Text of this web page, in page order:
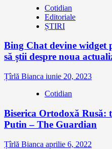
Cotidian
Editoriale
ȘTIRI
Bing Chat devine widget
să știi despre noua
Țîrlă Bianca iunie 20, 2023
Cotidian
Biserica Ortodoxă
Putin – The Guardian
Țîrlă Bianca aprilie 6, 2022